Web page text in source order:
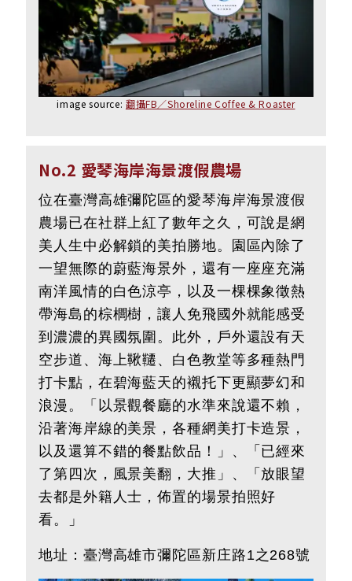
image source: 翻攝FB／Shoreline Coffee & Roaster
No.2 愛琴海岸海景渡假農場
位在臺灣高雄彌陀區的愛琴海岸海景渡假
農場已在社群上紅了數年之久，可說是網
美人生中必解鎖的美拍勝地。園區內除了
一望無際的蔚藍海景外，還有一座座充滿
南洋風情的白色涼亭，以及一棵棵象徵熱
帶海島的棕櫚樹，讓人免飛國外就能感受
到濃濃的異國氛圍。此外，戶外還設有天
空步道、海上鞦韆、白色教堂等多種熱門
打卡點，在碧海藍天的襯托下更顯夢幻和
浪漫。「以景觀餐廳的水準來說還不賴，
沿著海岸線的美景，各種網美打卡造景，
以及還算不錯的餐點飲品！」、「已經來
了第四次，風景美翻，大推」、「放眼望
去都是外籍人士，佈置的場景拍照好
看。」
地址： 臺灣高雄市彌陀區新庄路1之268號